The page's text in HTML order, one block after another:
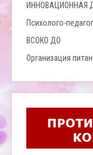
ИННОВАЦИОННАЯ
Психолого-
ВСОКО ДО
Организация